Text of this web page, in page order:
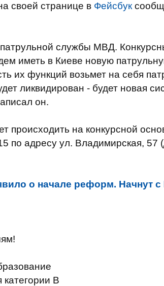
своей странице в Фейсбук
патрульной службы МВД.
иметь в Киеве новую
их функций возьмет на себя
ликвидирован - будет новая
он.
происходить на конкурсной
по адресу ул. Владимирская, 57 (
о начале реформ. Начнут с
!
категории В